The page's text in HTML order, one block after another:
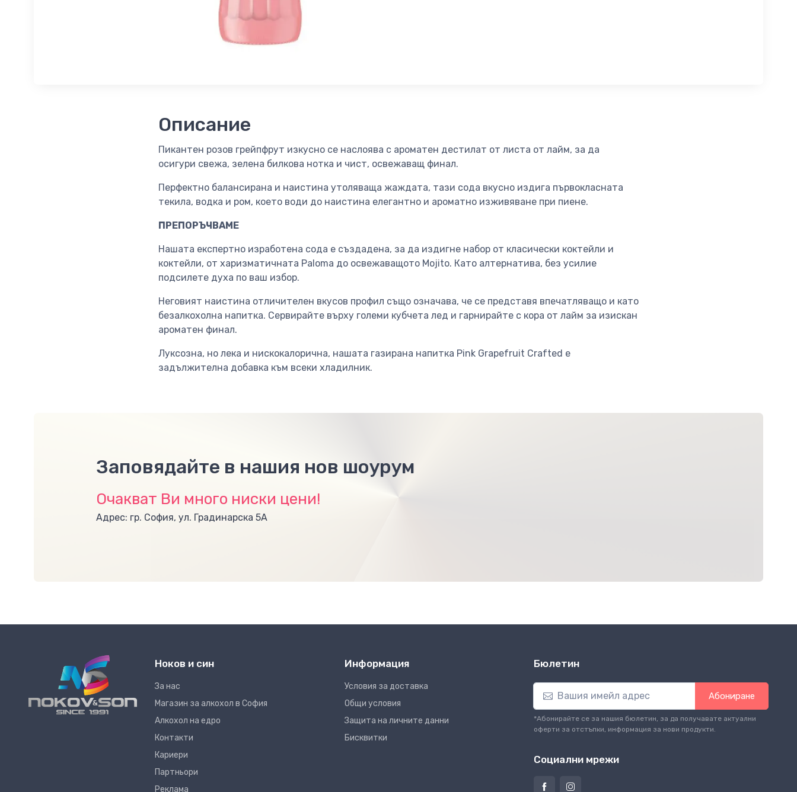
Описание
Пикантен розов грейпфрут изкусно се наслоява с ароматен дестилат от листа от лайм, за да
осигури свежа, зелена билкова нотка и чист, освежаващ финал.
Перфектно балансирана и наистина утоляваща жаждата, тази сода вкусно издига първокласната
текила, водка и ром, което води до наистина елегантно и ароматно изживяване при пиене.
ПРЕПОРЪЧВАМЕ
Нашата експертно изработена сода е създадена, за да издигне набор от класически коктейли и
коктейли, от харизматичната Paloma до освежаващото Mojito. Като алтернатива, без усилие
подсилете духа по ваш избор.
Неговият наистина отличителен вкусов профил също означава, че се представя впечатляващо и като
безалкохолна напитка. Сервирайте върху големи кубчета лед и гарнирайте с кора от лайм за изискан
ароматен финал.
Луксозна, но лека и нискокалорична, нашата газирана напитка Pink Grapefruit Crafted е
задължителна добавка към всеки хладилник.
Заповядайте в нашия нов шоурум
Очакват Ви много ниски цени!
Адрес: гр. София, ул. Градинарска 5А
Ноков и син
За нас
Магазин за алкохол в София
Алкохол на едро
Контакти
Кариери
Партньори
Реклама
Информация
Условия за доставка
Общи условия
Защита на личните данни
Бисквитки
Бюлетин
Абониране
*Абонирайте се за нашия бюлетин, за да получавате актуални
оферти за отстъпки, информация за нови продукти.
Социални мрежи